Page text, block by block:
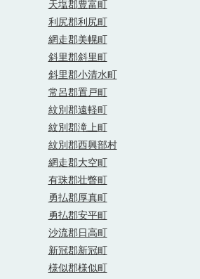
天塩郡豊富町
利尻郡利尻町
網走郡美幌町
斜里郡斜里町
斜里郡小清水町
常呂郡置戸町
紋別郡遠軽町
紋別郡滝上町
紋別郡西興部村
網走郡大空町
有珠郡壮瞥町
勇払郡厚真町
勇払郡安平町
沙流郡日高町
新冠郡新冠町
様似郡様似町